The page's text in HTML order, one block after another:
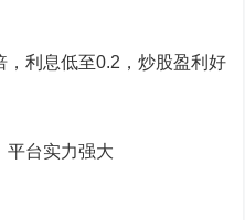
利息低至0.2，炒股盈利好
台实力强大